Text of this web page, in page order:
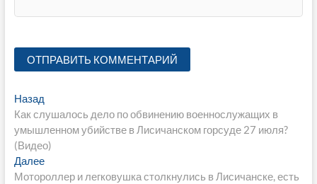
Навигация
по
записям
НазадПредыдущая
запись:
Как слушалось дело по обвинению военнослужащих в
умышленном убийстве в Лисичанском горсуде 27 июля?
(Видео)
ДалееСледующая
запись:
Мотороллер и легковушка столкнулись в Лисичанске, есть